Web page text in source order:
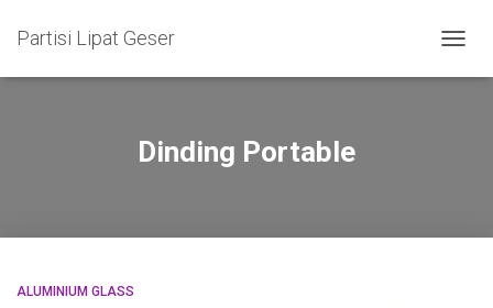
Partisi Lipat Geser
Dinding Portable
ALUMINIUM GLASS